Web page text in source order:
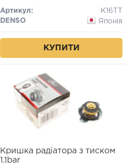
Артикул:
K16TT
DENSO
Японія
КУПИТИ
Кришка радіатора з тиском
1.1bar